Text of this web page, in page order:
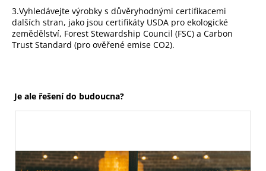
3.Vyhledávejte výrobky s důvěryhodnými certifikacemi
dalších stran, jako jsou certifikáty USDA pro ekologické
zemědělství, Forest Stewardship Council (FSC) a Carbon
Trust Standard (pro ověřené emise CO2).
Je ale řešení do budoucna?